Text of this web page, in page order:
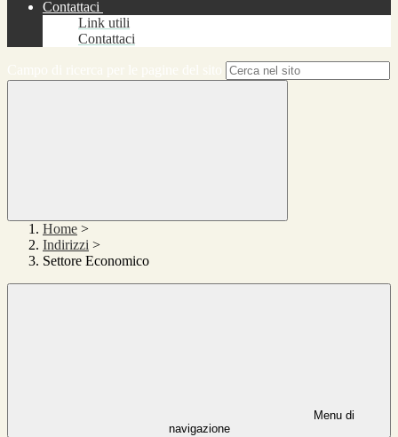
Contattaci
Link utili
Contattaci
Home >
Indirizzi >
Settore Economico
Menu di
navigazione